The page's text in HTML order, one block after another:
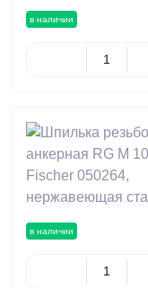
в наличии
в наличии